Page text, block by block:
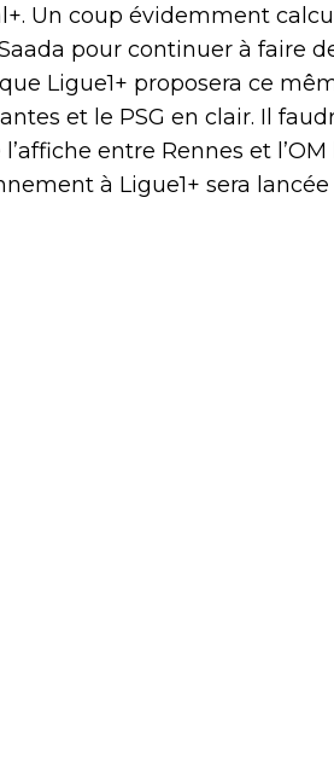
Un coup évidemment
pour continuer à faire
Ligue1+ proposera ce
et le PSG en clair. Il
entre Rennes et
à Ligue1+ sera lancée